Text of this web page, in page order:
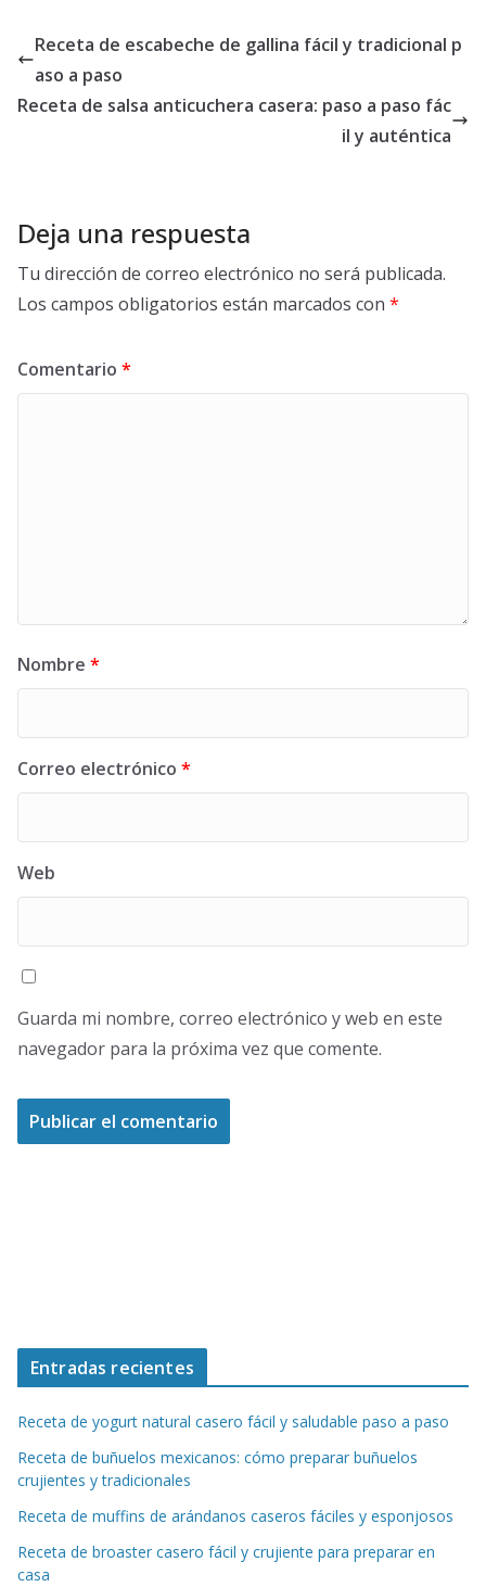
Receta de escabeche de gallina fácil y tradicional p
aso a paso
Receta de salsa anticuchera casera: paso a paso fác
il y auténtica
Deja una respuesta
Tu dirección de correo electrónico no será publicada.
Los campos obligatorios están marcados con *
Comentario *
Nombre *
Correo electrónico *
Web
Guarda mi nombre, correo electrónico y web en este
navegador para la próxima vez que comente.
Entradas recientes
Receta de yogurt natural casero fácil y saludable paso a paso
Receta de buñuelos mexicanos: cómo preparar buñuelos
crujientes y tradicionales
Receta de muffins de arándanos caseros fáciles y esponjosos
Receta de broaster casero fácil y crujiente para preparar en
casa